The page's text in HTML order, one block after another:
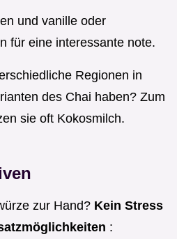
und vanille oder
für eine interessante note.
Regionen in
des Chai haben? Zum
sie oft Kokosmilch.
zur Hand? Kein Stress
: